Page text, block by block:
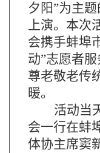
夕阳”为主
上演。本次
会携手蚌埠
动”志愿者
尊老敬老传
暖。
活动当
会一行在蚌
体协主席窦